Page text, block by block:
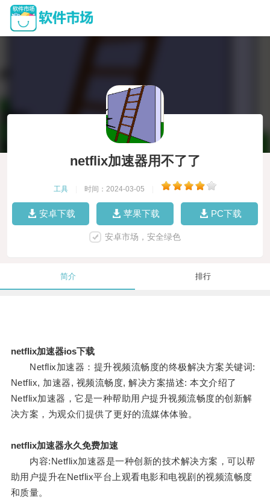
netflix加速器用不了了
工具 时间：2024-03-05
安卓下载 苹果下载 PC下载
安卓市场，安全绿色
简介 排行
netflix加速器ios下载
Netflix加速器：提升视频流畅度的终极解决方案关键词:
Netflix, 加速器, 视频流畅度, 解决方案描述: 本文介绍了
Netflix加速器，它是一种帮助用户提升视频流畅度的创新解
决方案，为观众们提供了更好的流媒体体验。
netflix加速器永久免费加速
内容:Netflix加速器是一种创新的技术解决方案，可以帮
助用户提升在Netflix平台上观看电影和电视剧的视频流畅度
和质量。